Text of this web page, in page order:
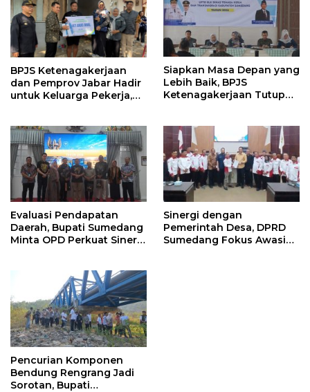
BPJS Ketenagakerjaan
dan Pemprov Jabar Hadir
untuk Keluarga Pekerja,
Siapkan Masa Depan yang
Lebih Baik, BPJS
Ketenagakerjaan Tutup
Evaluasi Pendapatan
Daerah, Bupati Sumedang
Minta OPD Perkuat Sinergi
Sinergi dengan
Pemerintah Desa, DPRD
Sumedang Fokus Awasi
Pencurian Komponen
Bendung Rengrang Jadi
Sorotan, Bupati